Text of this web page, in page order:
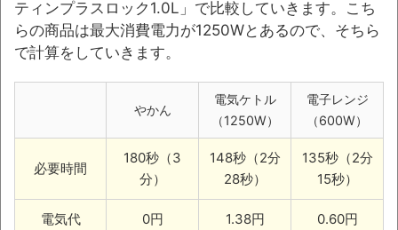
ティンプラスロック1.0L」で比較していきます。こち
らの商品は最大消費電力が1250Wとあるので、そちら
で計算をしていきます。
やかん
電気ケトル
（1250W）
電子レンジ
（600W）
必要時間
180秒（3
分）
148秒（2分
28秒）
135秒（2分
15秒）
電気代 0円 1.38円 0.60円